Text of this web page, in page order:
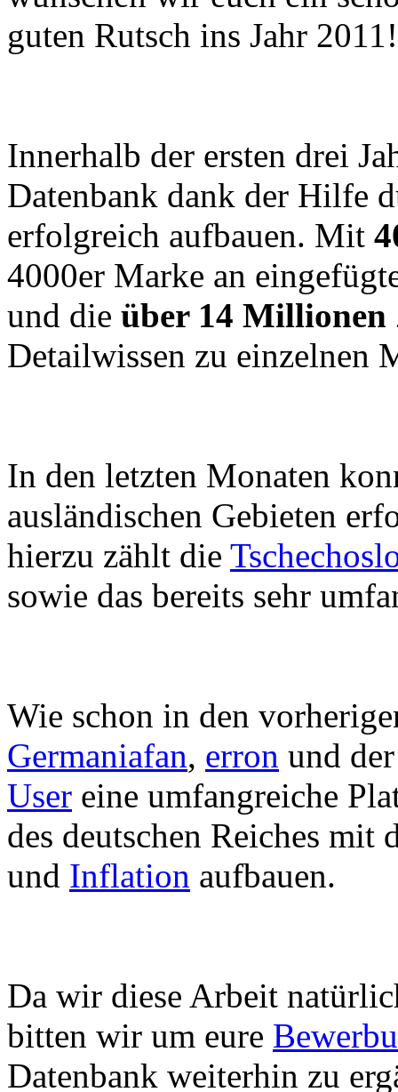
guten Rutsch ins Jahr 2011!
Innerhalb der ersten drei
Datenbank dank der Hilfe
erfolgreich aufbauen. Mit
4000er Marke an
und die über 14 Millionen
Detailwissen zu einzelnen
In den letzten Monaten
ausländischen Gebieten
hierzu zählt die
sowie das bereits sehr
Wie schon in den
Germaniafan, erron und
User eine umfangreiche
des deutschen Reiches
und Inflation aufbauen.
Da wir diese Arbeit
bitten wir um eure
Datenbank weiterhin zu